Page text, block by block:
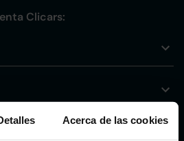
Acerca de las cookies
Clicars: